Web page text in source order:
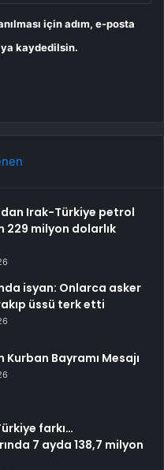
için adım, e-posta
kaydedilsin.
Irak-Türkiye petrol
229 milyon dolarlık
isyan: Onlarca asker
üssü terk etti
Kurban Bayramı Mesajı
farkı…
7 ayda 138,7 milyon